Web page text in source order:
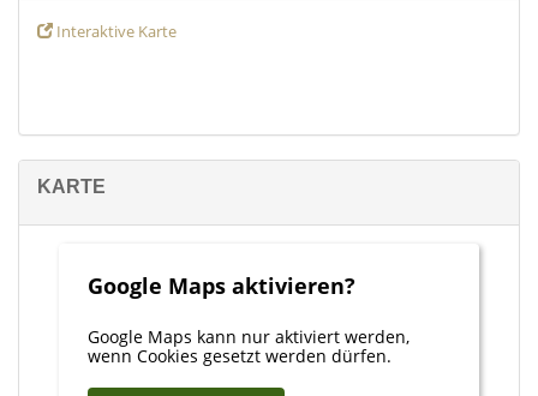
andere im Freien. Fornalutx, inmitten der Sierra de Tramontana,
nur 10 Kilometer von der Nordküste Mallorcas entfernt, gilt als
Interaktive Karte
KARTE
Google Maps aktivieren?
Google Maps kann nur aktiviert werden,
wenn Cookies gesetzt werden dürfen.